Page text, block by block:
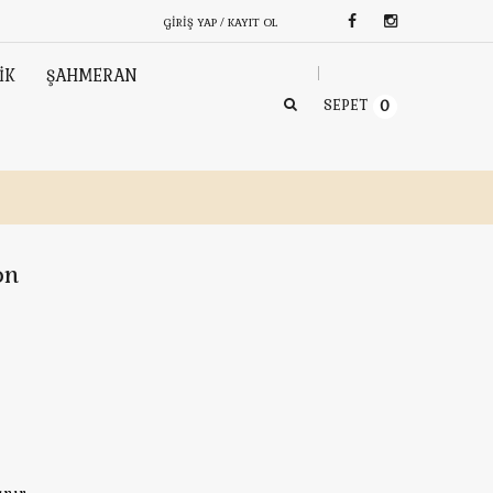
GIRIŞ YAP / KAYIT OL
ŞAHMERAN
SEPET 0